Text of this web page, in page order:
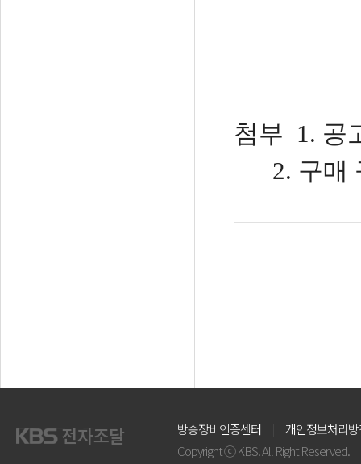
첨부 1. 공
2. 구매
방송장비인증센터
개인정보처리
Copyright ⓒ KBS. All Right Reserved.